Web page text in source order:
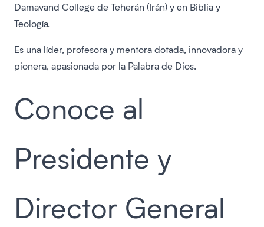
Damavand College de Teherán (Irán) y en Biblia y
Teología.
Es una líder, profesora y mentora dotada, innovadora y
pionera, apasionada por la Palabra de Dios.
Conoce al
Presidente y
Director General